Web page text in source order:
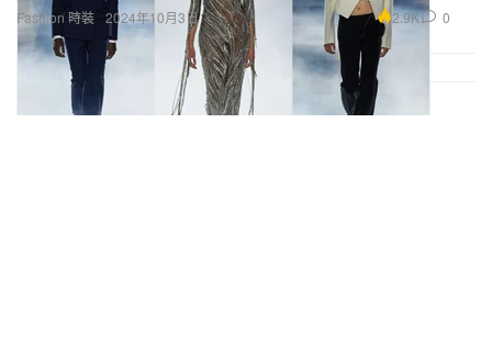
Fashion 時裝 2024年10月3日 2.9K 0